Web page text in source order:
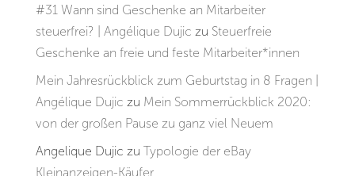
#31 Wann sind Geschenke an Mitarbeiter
steuerfrei? | Angélique Dujic zu Steuerfreie
Geschenke an freie und feste Mitarbeiter*innen
Mein Jahresrückblick zum Geburtstag in 8 Fragen |
Angélique Dujic zu Mein Sommerrückblick 2020:
von der großen Pause zu ganz viel Neuem
Angelique Dujic zu Typologie der eBay
Kleinanzeigen-Käufer